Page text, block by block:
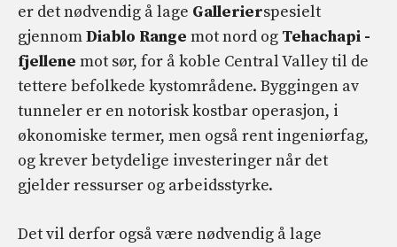
er det nødvendig å lage Gallerierspesielt
gjennomDiablo Range mot nord og Tehachapi -
fjellene mot sør, for å koble Central Valley til de
tettere befolkede kystområdene. Byggingen av
tunneler er en notorisk kostbar operasjon, i
økonomiske termer, men også rent ingeniørfag,
og krever betydelige investeringer når det
gjelder ressurser og arbeidsstyrke.
Det vil derfor også være nødvendig å lage